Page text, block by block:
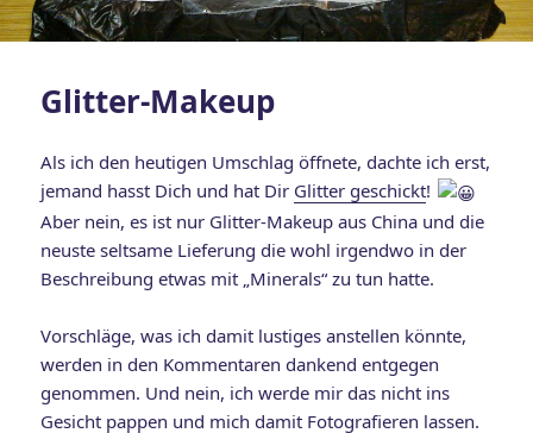
Glitter-Makeup
Als ich den heutigen Umschlag öffnete, dachte ich erst,
jemand hasst Dich und hat Dir Glitter geschickt!
Aber nein, es ist nur Glitter-Makeup aus China und die
neuste seltsame Lieferung die wohl irgendwo in der
Beschreibung etwas mit „Minerals“ zu tun hatte.
Vorschläge, was ich damit lustiges anstellen könnte,
werden in den Kommentaren dankend entgegen
genommen. Und nein, ich werde mir das nicht ins
Gesicht pappen und mich damit Fotografieren lassen.